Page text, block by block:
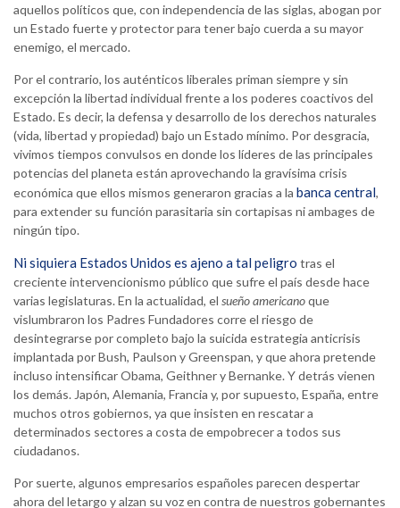
aquellos políticos que, con independencia de las siglas, abogan por
un Estado fuerte y protector para tener bajo cuerda a su mayor
enemigo, el mercado.
Por el contrario, los auténticos liberales priman siempre y sin
excepción la libertad individual frente a los poderes coactivos del
Estado. Es decir, la defensa y desarrollo de los derechos naturales
(vida, libertad y propiedad) bajo un Estado mínimo. Por desgracia,
vivimos tiempos convulsos en donde los líderes de las principales
potencias del planeta están aprovechando la gravísima crisis
económica que ellos mismos generaron gracias a la banca central,
para extender su función parasitaria sin cortapisas ni ambages de
ningún tipo.
Ni siquiera Estados Unidos es ajeno a tal peligro tras el
creciente intervencionismo público que sufre el país desde hace
varias legislaturas. En la actualidad, el sueño americanoque
vislumbraron los Padres Fundadores corre el riesgo de
desintegrarse por completo bajo la suicida estrategia anticrisis
implantada por Bush, Paulson y Greenspan, y que ahora pretende
incluso intensificar Obama, Geithner y Bernanke. Y detrás vienen
los demás. Japón, Alemania, Francia y, por supuesto, España, entre
muchos otros gobiernos, ya que insisten en rescatar a
determinados sectores a costa de empobrecer a todos sus
ciudadanos.
Por suerte, algunos empresarios españoles parecen despertar
ahora del letargo y alzan su voz en contra de nuestros gobernantes